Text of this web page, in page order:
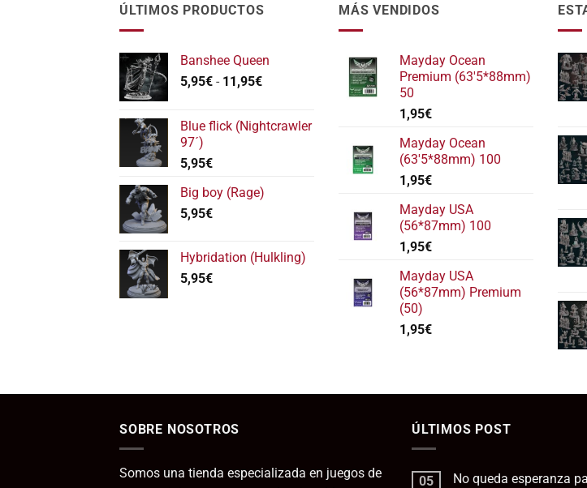
página
ÚLTIMOS PRODUCTOS
Banshee Queen
5,95€ - 11,95€Rango
desde
Blue flick (Nightcrawler
97´)
5,95€
Big boy (Rage)
5,95€
Hybridation (Hulkling)
5,95€
MÁS VENDIDOS
Mayday Ocean
Premium (63'5*88mm)
50
1,95€
Mayday Ocean
(63'5*88mm) 100
1,95€
Mayday USA
(56*87mm) 100
1,95€
Mayday USA
(56*87mm) Premium
(50)
1,95€
SOBRE NOSOTROS
Somos una tienda especializada en juegos de
ÚLTIMOS POST
05
No queda esperanza